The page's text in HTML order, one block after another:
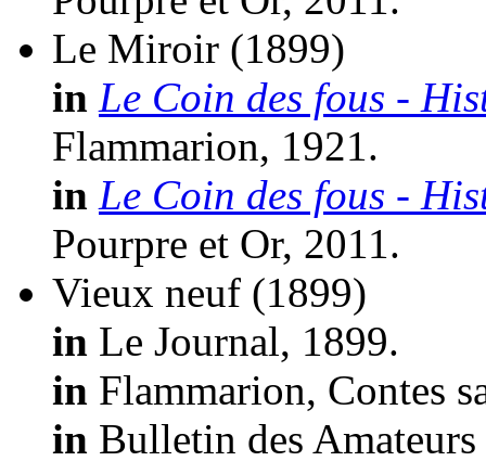
Le Miroir (1899)
in Le Coin des fous -
Flammarion, 1921.
in Le Coin des fous -
Pourpre et Or, 2011.
Vieux neuf (1899)
in Le Journal, 1899.
in Flammarion, Contes
in Bulletin des